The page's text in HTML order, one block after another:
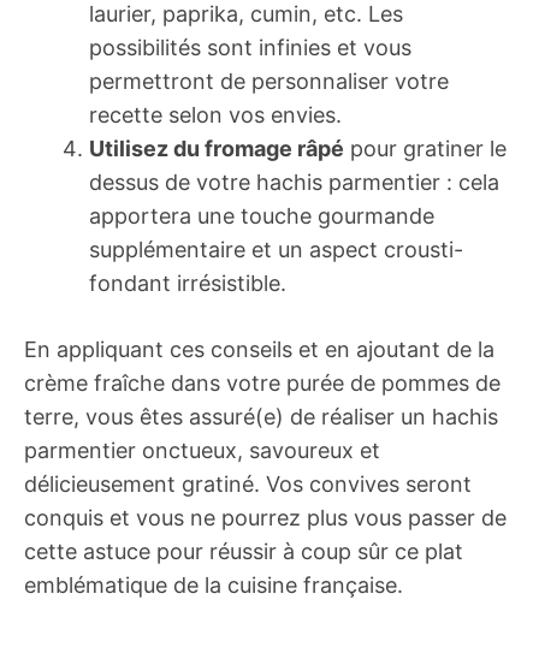
laurier, paprika, cumin, etc. Les
possibilités sont infinies et vous
permettront de personnaliser votre
recette selon vos envies.
Utilisez du fromage râpé pour gratiner le
dessus de votre hachis parmentier : cela
apportera une touche gourmande
supplémentaire et un aspect crousti-
fondant irrésistible.
En appliquant ces conseils et en ajoutant de la
crème fraîche dans votre purée de pommes de
terre, vous êtes assuré(e) de réaliser un hachis
parmentier onctueux, savoureux et
délicieusement gratiné. Vos convives seront
conquis et vous ne pourrez plus vous passer de
cette astuce pour réussir à coup sûr ce plat
emblématique de la cuisine française.